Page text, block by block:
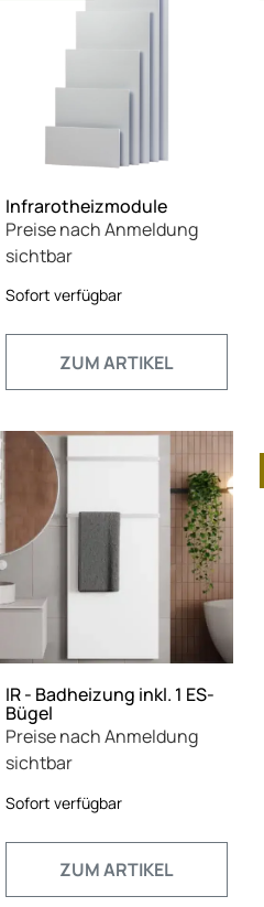
Infrarotheizmodule
Preise nach Anmeldung
sichtbar
Sofort verfügbar
ZUM ARTIKEL
IR - Badheizung inkl. 1 ES-
Bügel
Preise nach Anmeldung
sichtbar
Sofort verfügbar
ZUM ARTIKEL